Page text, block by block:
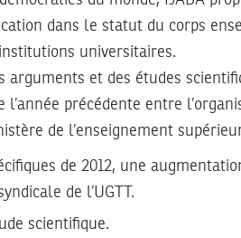
dans le statut du corps
universitaires.
arguments et des études
l’année précédente entre
de l’enseignement
de 2012, une
de l’UGTT.
scientifique.